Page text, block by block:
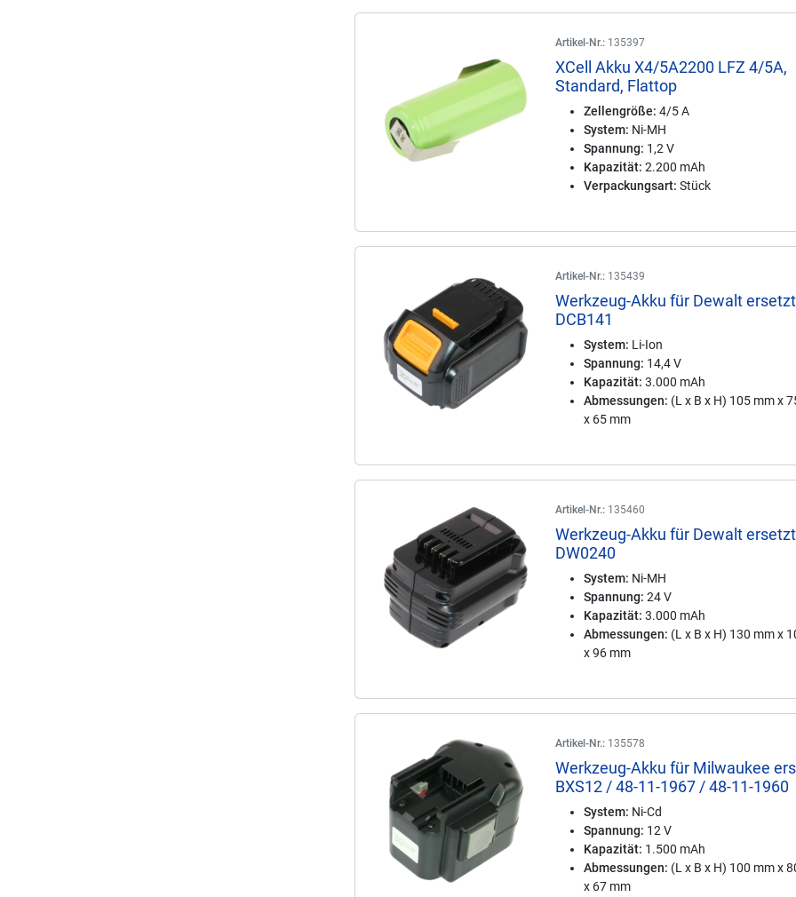
Artikel-Nr.: 135397
XCell Akku X4/5A2200 LFZ 4/5A,
Standard, Flattop
Zellengröße: 4/5 A
System: Ni-MH
Spannung: 1,2 V
Kapazität: 2.200 mAh
Verpackungsart: Stück
Artikel-Nr.: 135439
Werkzeug-Akku für Dewalt ersetzt
DCB141
System: Li-Ion
Spannung: 14,4 V
Kapazität: 3.000 mAh
Abmessungen: (L x B x H) 105 mm x
x 65 mm
Artikel-Nr.: 135460
Werkzeug-Akku für Dewalt ersetzt
DW0240
System: Ni-MH
Spannung: 24 V
Kapazität: 3.000 mAh
Abmessungen: (L x B x H) 130 mm x
x 96 mm
Artikel-Nr.: 135578
Werkzeug-Akku für Milwaukee
BXS12 / 48-11-1967 / 48-11-1960
System: Ni-Cd
Spannung: 12 V
Kapazität: 1.500 mAh
Abmessungen: (L x B x H) 100 mm x
x 67 mm